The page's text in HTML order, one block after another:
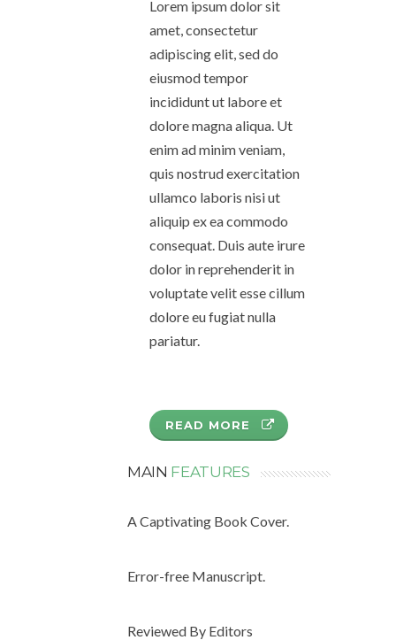
Lorem ipsum dolor sit
amet, consectetur
adipiscing elit, sed do
eiusmod tempor
incididunt ut labore et
dolore magna aliqua. Ut
enim ad minim veniam,
quis nostrud exercitation
ullamco laboris nisi ut
aliquip ex ea commodo
consequat. Duis aute irure
dolor in reprehenderit in
voluptate velit esse cillum
dolore eu fugiat nulla
pariatur.
READ MORE
MAIN FEATURES
A Captivating Book Cover.
Error-free Manuscript.
Reviewed By Editors